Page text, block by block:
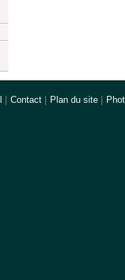
Contact Plan du site